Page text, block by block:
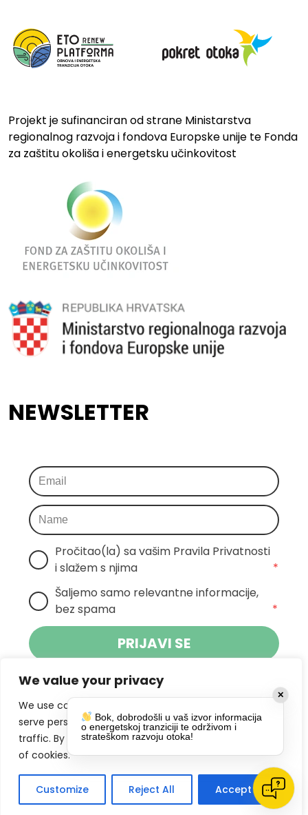
We value your privacy
We use cookies to enhance your browsing experience,
serve personalized ads or content, and analyze our
traffic. By clicking "Accept All", you consent to our use
of cookies.
Customize Reject All Accept All
Projekt je sufinanciran od strane Ministarstva
regionalnog razvoja i fondova Europske unije te Fonda
za zaštitu okoliša i energetsku učinkovitost
NEWSLETTER
Pročitao(la) sa vašim Pravila Privatnosti
i slažem s njima
*
Šaljemo samo relevantne informacije,
bez spama
*
PRIJAVI SE
Klikom na gumb dajete suglasnost za
primanje novosti Pokreta Otoka te se
slažete spolitikom privatnosti.
DRUŠTVENE MREŽE
✕
Bok, dobrodošli u vaš izvor informacija
o energetskoj tranziciji te održivom i
strateškom razvoju otoka!